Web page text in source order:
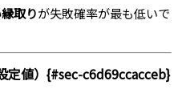
取りが失敗確率が最も低いで
定値）{#sec-c6d69ccacceb}